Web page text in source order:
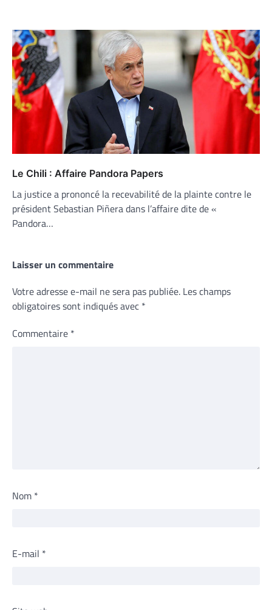
Le Chili : Affaire Pandora Papers
La justice a prononcé la recevabilité de la plainte contre le
président Sebastian Piñera dans l’affaire dite de «
Pandora…
Laisser un commentaire
Votre adresse e-mail ne sera pas publiée. Les champs
obligatoires sont indiqués avec *
Commentaire *
Nom *
E-mail *